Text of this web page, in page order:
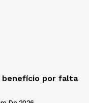
benefício por falta